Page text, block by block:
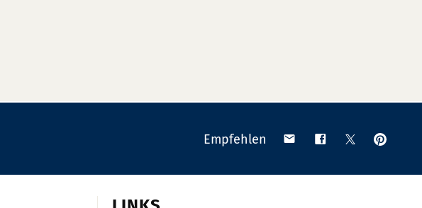
Empfehlen
Teilen Teilen Teilen